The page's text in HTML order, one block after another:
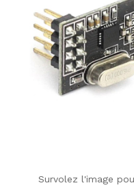
Survolez l'image